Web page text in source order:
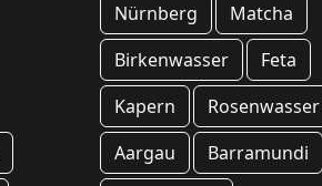
Nürnberg
Matcha
Birkenwasser
Feta
Kapern
Rosenwasser
Aargau
Barramundi